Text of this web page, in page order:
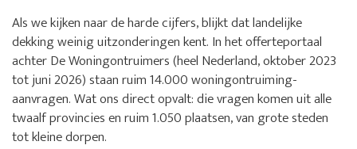
Als we kijken naar de harde cijfers, blijkt dat landelijke
dekking weinig uitzonderingen kent. In het offerteportaal
achter De Woningontruimers (heel Nederland, oktober 2023
tot juni 2026) staan ruim 14.000 woningontruiming-
aanvragen. Wat ons direct opvalt: die vragen komen uit alle
twaalf provincies en ruim 1.050 plaatsen, van grote steden
tot kleine dorpen.